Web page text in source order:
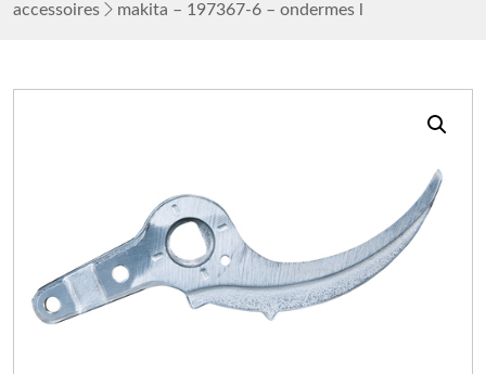
accessoires
makita – 197367-6 – ondermes l